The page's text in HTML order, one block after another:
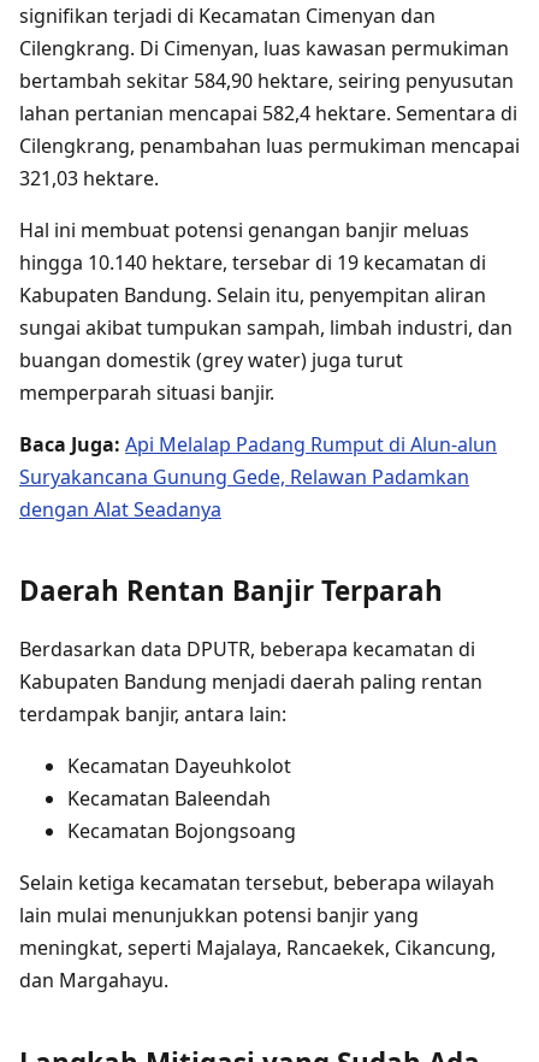
signifikan terjadi di Kecamatan Cimenyan dan
Cilengkrang. Di Cimenyan, luas kawasan permukiman
bertambah sekitar 584,90 hektare, seiring penyusutan
lahan pertanian mencapai 582,4 hektare. Sementara di
Cilengkrang, penambahan luas permukiman mencapai
321,03 hektare.
Hal ini membuat potensi genangan banjir meluas
hingga 10.140 hektare, tersebar di 19 kecamatan di
Kabupaten Bandung. Selain itu, penyempitan aliran
sungai akibat tumpukan sampah, limbah industri, dan
buangan domestik (grey water) juga turut
memperparah situasi banjir.
Baca Juga: Api Melalap Padang Rumput di Alun-alun
Suryakancana Gunung Gede, Relawan Padamkan
dengan Alat Seadanya
Daerah Rentan Banjir Terparah
Berdasarkan data DPUTR, beberapa kecamatan di
Kabupaten Bandung menjadi daerah paling rentan
terdampak banjir, antara lain:
Kecamatan Dayeuhkolot
Kecamatan Baleendah
Kecamatan Bojongsoang
Selain ketiga kecamatan tersebut, beberapa wilayah
lain mulai menunjukkan potensi banjir yang
meningkat, seperti Majalaya, Rancaekek, Cikancung,
dan Margahayu.